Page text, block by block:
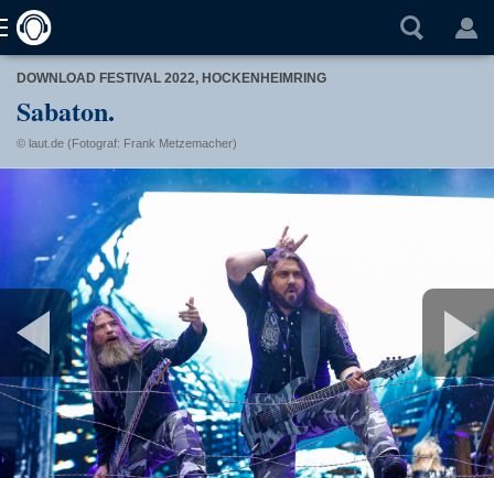
DOWNLOAD FESTIVAL 2022, HOCKENHEIMRING
Sabaton.
© laut.de (Fotograf: Frank Metzemacher)